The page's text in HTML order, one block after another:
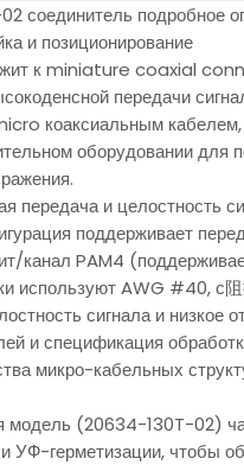
соединитель подробное
и позиционирование
к miniature coaxial
передачи
коаксиальным
оборудовании для
передача и целостность
поддерживает
канал PAM4
используют AWG #40, с
сигнала и низкое
и спецификация
микро-кабельных
модель (20634-130T-02)
и УФ-герметизации, чтобы